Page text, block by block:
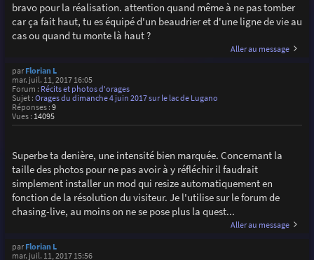
bravo pour la réalisation. attention quand même à ne pas tomber
car ça fait haut, tu es équipé d'un beaudrier et d'une ligne de vie au
cas ou quand tu monte là haut ?
Aller au message
par Florian L
mar. juil. 11, 2017 16:05
Forum : Récits et photos d'orages
Sujet : Orages du dimanche 4 juin 2017 sur le lac de Lugano
Réponses : 9
Vues : 14095
Superbe ta denière, une intensité bien marquée. Concernant la
taille des photos pour ne pas avoir à y réfléchir il faudrait
simplement installer un mod qui resize automatiquement en
fonction de la résolution du visiteur. Je l'utilise sur le forum de
chasing-live, au moins on ne se pose plus la quest...
Aller au message
par Florian L
mar. juil. 11, 2017 15:56